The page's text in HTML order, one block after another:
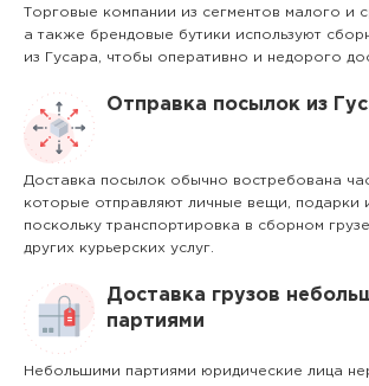
Торговые компании из сегментов малого и
а также брендовые бутики используют
из Гусара, чтобы оперативно и недорого
Отправка посылок из
Доставка посылок обычно востребована
которые отправляют личные вещи, подарки
поскольку транспортировка в сборном
других курьерских услуг.
Доставка грузов
партиями
Небольшими партиями юридические лица